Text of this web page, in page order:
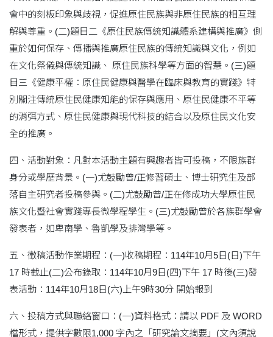
會中的刻板印象與歧視，促進原住民族與非原住民族的相互理
解與尊重。(二)題目二《原住民族傳統知識體系建構與推廣》側
重於如何保存、傳播與推廣原住民族的傳統知識與文化，例如
在文化祭儀與傳統知識、 原住民族科學等方面的智慧。(三)題
目三《健康平權：原住民健康與醫學在臨床與教育的實踐》特
別關注傳統原住民健康知能的保存與應用、原住民健康不平等
的消弭方式、原住民健康與現代科技的結合以及原住民文化安
全的推廣。
四、活動對象：凡對本活動主題有興趣者皆可投稿，不限族群
身分或學歷背景。(一)尤鼓勵曾/正修習碩士、博士研究生及部
落自主研究者投稿參與。(二)尤鼓勵曾/正在修成功大學原住民
族文化暨社會實踐專長微學程學生。(三)尤鼓勵曾於各族群學會
發表者，如卑南學、魯凱學及排灣學等。
五、徵稿活動作業期程：(一)收稿期程：114年10月5日(日)下午
17 時截止(二)公布錄取：114年10月9日(四)下午 17 時後(三)發
表活動：114年10月18日(六)上午9時30分 開始報到
六、投稿方式與聯絡窗口：(一)資料格式：請以 PDF 及 WORD
檔形式，提供字數限1,000 字內之「研究論文摘要」(文內須說